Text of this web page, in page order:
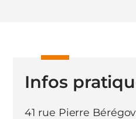
Infos
41 rue Pierre